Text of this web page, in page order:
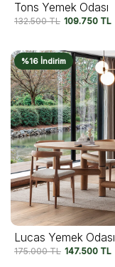
Tons Yemek Odası
132.500TL 109.750 TL
%16 İndirim
Lucas Yemek Odası
175.000TL 147.500 TL